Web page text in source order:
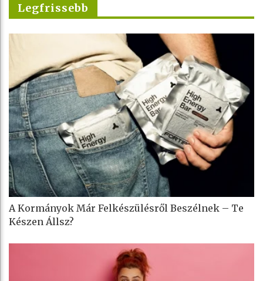
Legfrissebb
A Kormányok Már Felkészülésről Beszélnek – Te
Készen Állsz?